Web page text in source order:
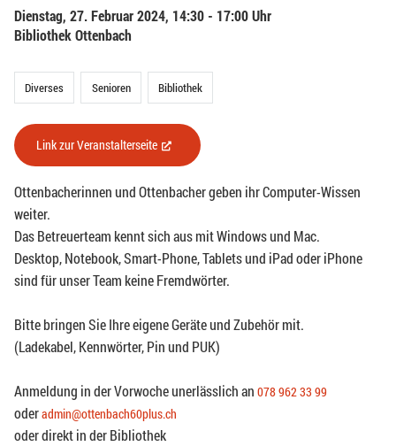
Dienstag, 27. Februar 2024, 14:30 - 17:00 Uhr
Bibliothek Ottenbach
Diverses Senioren Bibliothek
Link zur Veranstalterseite (External Link)
Ottenbacherinnen und Ottenbacher geben ihr Computer-Wissen
weiter.
Das Betreuerteam kennt sich aus mit Windows und Mac.
Desktop, Notebook, Smart-Phone, Tablets und iPad oder iPhone
sind für unser Team keine Fremdwörter.
Bitte bringen Sie Ihre eigene Geräte und Zubehör mit.
(Ladekabel, Kennwörter, Pin und PUK)
Anmeldung in der Vorwoche unerlässlich an 078 962 33 99
oderadmin@ottenbach60plus.ch
oder direkt in der Bibliothek